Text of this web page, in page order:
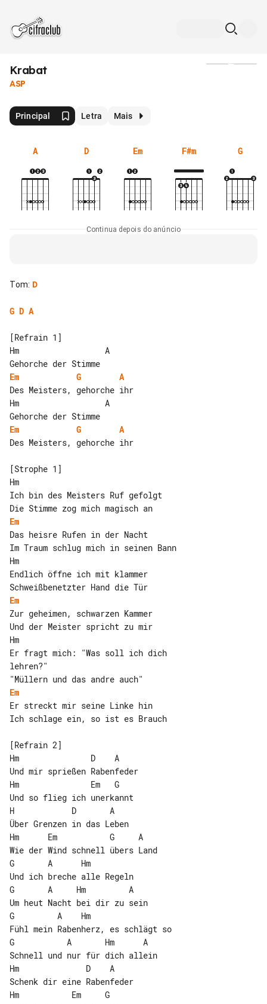
Krabat
ASP
Principal Letra Mais
A D Em F#m G
Continua depois do anúncio
Tom: D
G D A
[Refrain 1]
Hm                  A
Em
G
A
Des Meisters, gehorche ihr
Hm                  A
Em
G
A
Des Meisters, gehorche ihr
[Strophe 1]
Hm
Ich bin des Meisters Ruf gefolgt
Em
Das heisre Rufen in der Nacht
Im Traum schlug mich in seinen Bann
Hm
Endlich öffne ich mit klammer
Em
Zur geheimen, schwarzen Kammer
Und der Meister spricht zu mir
Hm
Er fragt mich: "Was soll ich dich
lehren?"
Em
Er streckt mir seine Linke hin
Ich schlage ein, so ist es Brauch
[Refrain 2]
Hm               D    A
Und mir sprießen Rabenfeder
Hm               Em   G
Und so flieg ich unerkannt
H            D       A
Über Grenzen in das Leben
Hm      Em           G     A
Wie der Wind schnell übers Land
G       A      Hm
Und ich breche alle Regeln
G       A     Hm         A
Um heut Nacht bei dir zu sein
G         A    Hm
Fühl mein Rabenherz, es schlägt so
G           A       Hm      A
Schnell und nur für dich allein
Hm              D    A
Schenk dir eine Rabenfeder
Hm           Em     G